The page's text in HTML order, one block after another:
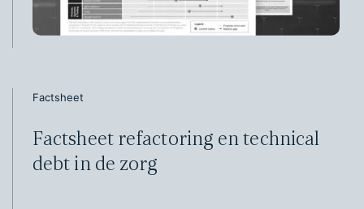
Factsheet
Factsheet refactoring en technical
debt in de zorg